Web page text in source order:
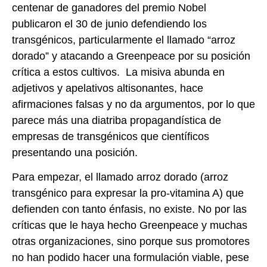
centenar de ganadores del premio Nobel
publicaron el 30 de junio defendiendo los
transgénicos, particularmente el llamado “arroz
dorado” y atacando a Greenpeace por su posición
crítica a estos cultivos. La misiva abunda en
adjetivos y apelativos altisonantes, hace
afirmaciones falsas y no da argumentos, por lo que
parece más una diatriba propagandística de
empresas de transgénicos que científicos
presentando una posición.
Para empezar, el llamado arroz dorado (arroz
transgénico para expresar la pro-vitamina A) que
defienden con tanto énfasis, no existe. No por las
críticas que le haya hecho Greenpeace y muchas
otras organizaciones, sino porque sus promotores
no han podido hacer una formulación viable, pese